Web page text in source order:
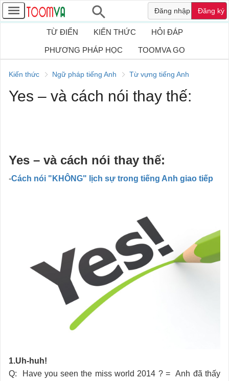
Đăng nhập Đăng ký
TỪ ĐIỂN KIẾN THỨC HỎI ĐÁP
PHƯƠNG PHÁP HỌC TOOMVA GO
Kiến thức Ngữ pháp tiếng Anh Từ vựng tiếng Anh
Yes – và cách nói thay thế:
Yes – và cách nói thay thế:
-Cách nói "KHÔNG" lịch sự trong tiếng Anh giao tiếp
1.Uh-huh!
Q: Have you seen the miss world 2014 ? = Anh đã thấy